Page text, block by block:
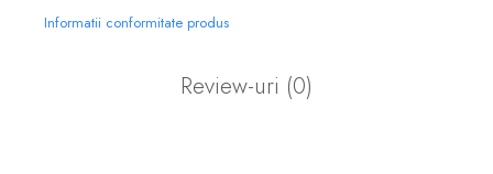
Informatii conformitate produs
Review-uri (0)